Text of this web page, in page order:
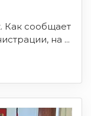
Как сообщает
на ...